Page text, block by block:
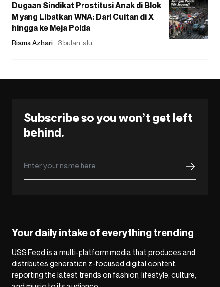
Dugaan Sindikat Prostitusi Anak di Blok
M yang Libatkan WNA: Dari Cuitan di X
hingga ke Meja Polda
Risma Azhari 3 bulan lalu
Subscribe so you won’t get left
behind.
Your daily intake of everything trending
USS Feed is a multi-platform media that produces and
distributes generation z-focused digital content,
reporting the latest trends on fashion, lifestyle, culture,